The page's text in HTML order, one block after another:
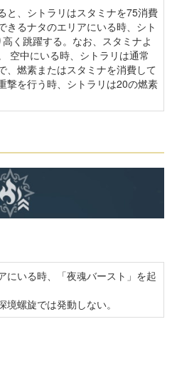
と、シトラリはスタミナを75消費
きるナタのエリアにいる時、シト
く跳躍する。なお、スタミナよ
空中にいる時、シトラリは通常
、燃素またはスタミナを消費して
撃を行う時、シトラリは20の燃素
にいる時、「夜魂バースト」を起
螺旋では発動しない。